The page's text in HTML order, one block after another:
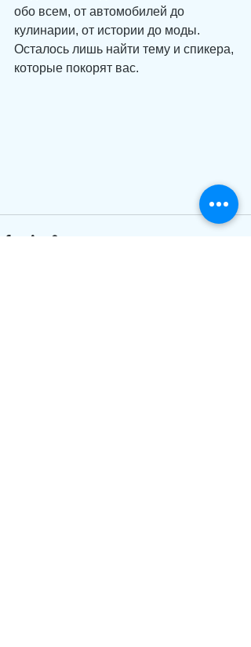
обо всем, от автомобилей до
кулинарии, от истории до моды.
Осталось лишь найти тему и спикера,
которые покорят вас.